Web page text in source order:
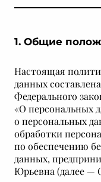
1. Общие
Настоящая
данных
Федерального
«О персональных
о персональных
обработки
по обеспечению
данных,
Юрьевна (далее —